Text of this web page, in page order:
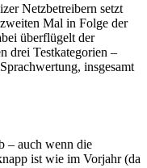
Netzbetreibern setzt
Mal in Folge der
überflügelt der
drei Testkategorien –
insgesamt
– auch wenn die
ist wie im Vorjahr (da